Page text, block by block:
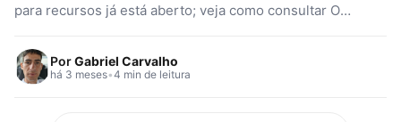
para recursos já está aberto; veja como consultar O
PorGabriel Carvalho
há 3 meses•4 min de leitura